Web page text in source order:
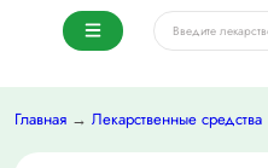
Главная → Лекарственные средства